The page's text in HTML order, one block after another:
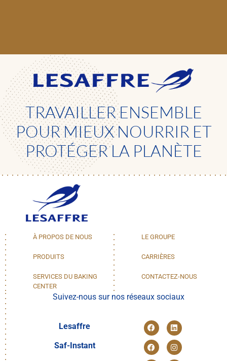
TRAVAILLER ENSEMBLE
POUR MIEUX NOURRIR ET
PROTÉGER LA PLANÈTE
À PROPOS DE NOUS
PRODUITS
SERVICES DU BAKING
CENTER
LE GROUPE
CARRIÈRES
CONTACTEZ-NOUS
Suivez-nous sur nos réseaux sociaux
Lesaffre
Saf-Instant